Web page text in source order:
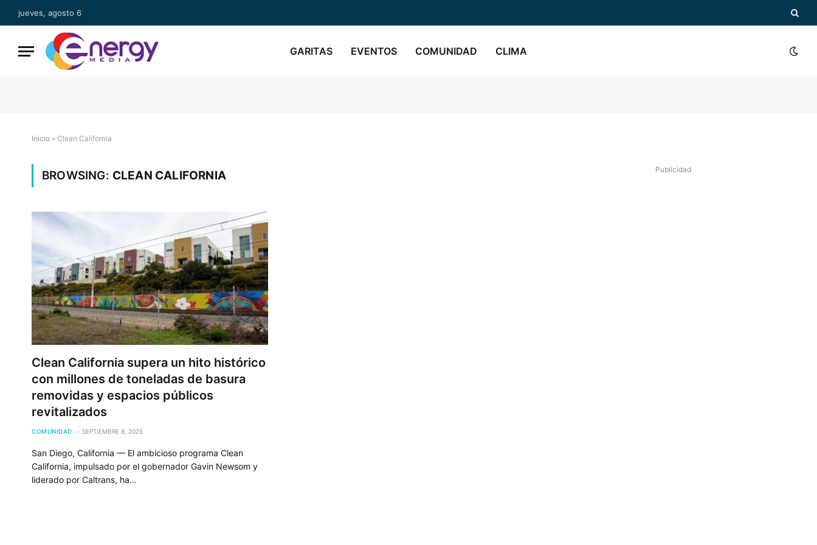
jueves, agosto 6
GARITAS EVENTOS COMUNIDAD CLIMA
Inicio » Clean California
BROWSING: CLEAN CALIFORNIA
Clean California supera un hito histórico
con millones de toneladas de basura
removidas y espacios públicos
revitalizados
COMUNIDAD SEPTIEMBRE 8, 2025
San Diego, California — El ambicioso programa Clean
California, impulsado por el gobernador Gavin Newsom y
liderado por Caltrans, ha…
Publicidad